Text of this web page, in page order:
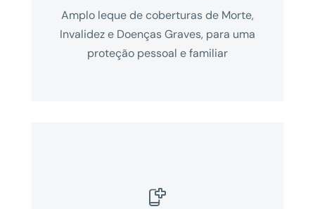
Amplo leque de coberturas de Morte,
Invalidez e Doenças Graves, para uma
proteção pessoal e familiar
